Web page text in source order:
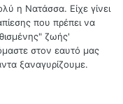
η Νατάσσα. Είχε γίνει
που πρέπει να
ζωής'
στον εαυτό μας
ξαναγυρίζουμε.